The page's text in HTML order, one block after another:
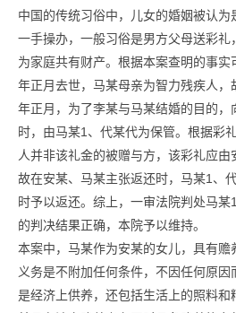
中国的传统习俗中，儿女的婚姻被认
一手操办，一般习俗是男方父母送彩礼
为家庭共有财产。根据本案查明的事
年正月去世，马某母亲为智力残疾人
年正月，为了李某与马某结婚的目的
时，由马某1、代某代为保管。根据彩
人并非该礼金的被赠与方，该彩礼应由
故在安某、马某主张返还时，马某1、
时予以返还。综上，一审法院判处马
的判决结果正确，本院予以维持。
本案中，马某作为安某的女儿，具有
义务是不附加任何条件，不因任何原
是经济上供养，还包括生活上的照料和